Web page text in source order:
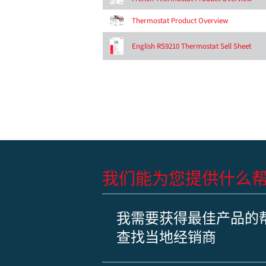
Thermostat Product Overview
English RS9210 Thermostat Sell Sheet
我们能为您提供什么帮
我需要获得最佳产品的
查找当地经销商